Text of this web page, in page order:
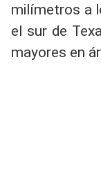
milímetros a
el sur de
mayores en